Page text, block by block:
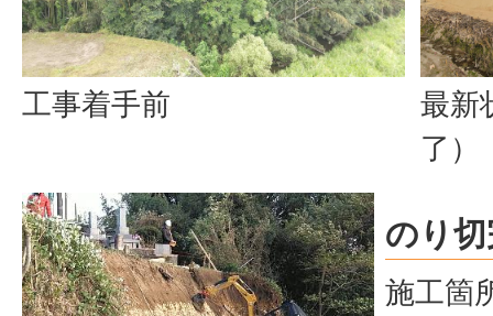
工事着手前
最新
了）
のり
施工箇